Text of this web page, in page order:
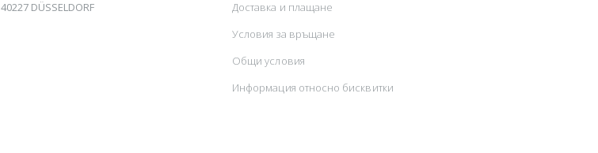
40227 DÜSSELDORF
Доставка и плащане
Условия за връщане
Общи условия
Информация относно бисквитки